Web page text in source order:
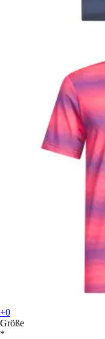
+0
Größe
*